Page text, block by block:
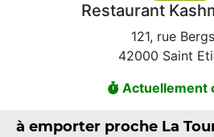
Restaurant
121, rue
42000 Saint
Actuellement
à emporter proche La